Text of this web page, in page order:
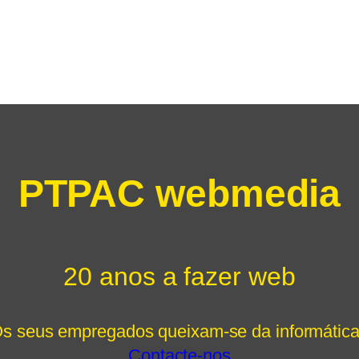
PTPAC webmedia
20 anos a fazer web
seus empregados queixam-se da